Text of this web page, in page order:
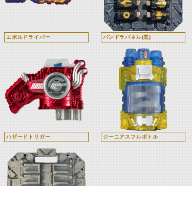
エボルドライバー パンドラパネル(黒)
ハザードトリガー ジーニアスフルボトル